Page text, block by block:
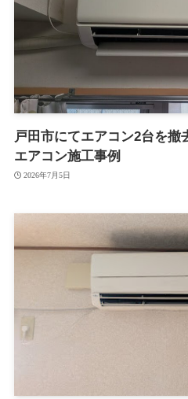
戸田市にてエアコン2台を撤
エアコン施工事例
2026年7月5日